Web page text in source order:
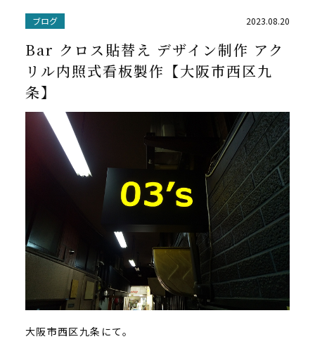
ブログ 2023.08.20
Bar クロス貼替え デザイン制作 アク
リル内照式看板製作【大阪市西区九
条】
大阪市西区九条にて。